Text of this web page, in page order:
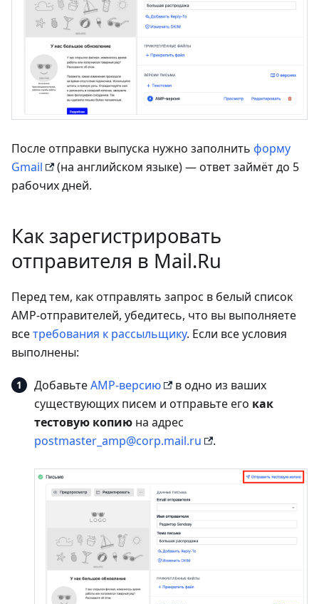
После отправки выпуска нужно заполнить форму
Gmail
(на английском языке) — ответ займёт до 5
рабочих дней.
Как зарегистрировать
отправителя в Mail.Ru
Перед тем, как отправлять запрос в белый список
AMP-отправителей, убедитесь, что вы выполняете
всетребования к рассыльщику. Если все условия
выполнены:
ДобавьтеAMP-версию
в одно из ваших
существующих писем и отправьте его как
тестовую копию на адрес
postmaster_amp@corp.mail.ru
.